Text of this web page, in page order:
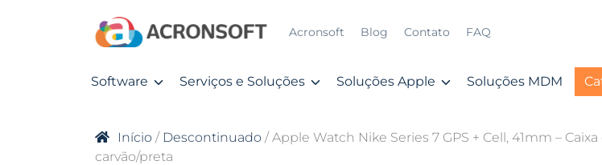
Acronsoft Blog Contato FAQ
Software Serviços e Soluções Soluções Apple Soluções MDM
Início / Descontinuado / Apple Watch Nike Series 7 GPS + Cell, 41mm –
carvão/preta